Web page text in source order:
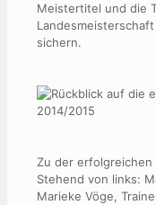
Meistertitel und die
sichern.
Zu der
Stehend von links:
Marieke Vöge,